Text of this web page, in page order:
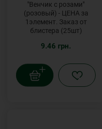
"Венчик с розами"
(розовый) - ЦЕНА за
1элемент. Заказ от
блистера (25шт)
9.46 грн.